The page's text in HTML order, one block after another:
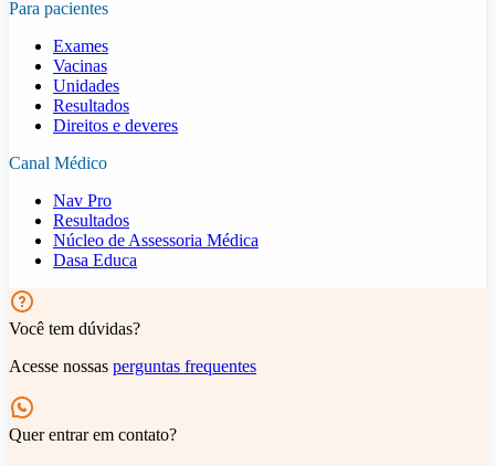
Para pacientes
Exames
Vacinas
Unidades
Resultados
Direitos e deveres
Canal Médico
Nav Pro
Resultados
Núcleo de Assessoria Médica
Dasa Educa
Você tem dúvidas?
Acesse nossas perguntas frequentes
Quer entrar em contato?